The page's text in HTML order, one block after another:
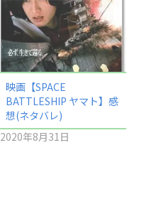
映画【SPACE
BATTLESHIP ヤマト】感
想(ネタバレ)
2020年8月31日